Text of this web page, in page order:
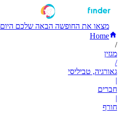
מצאו את החופשה הבאה שלכם היום
Home
/
מגזין
/
גאורגיה, טביליסי
|
חברים
|
חורף